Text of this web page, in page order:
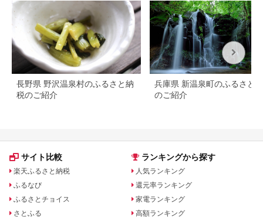
長野県 野沢温泉村のふるさと納
税のご紹介
兵庫県 新温泉町のふるさと
のご紹介
サイト比較
楽天ふるさと納税
ふるなび
ふるさとチョイス
さとふる
ランキングから探す
人気ランキング
還元率ランキング
家電ランキング
高額ランキング